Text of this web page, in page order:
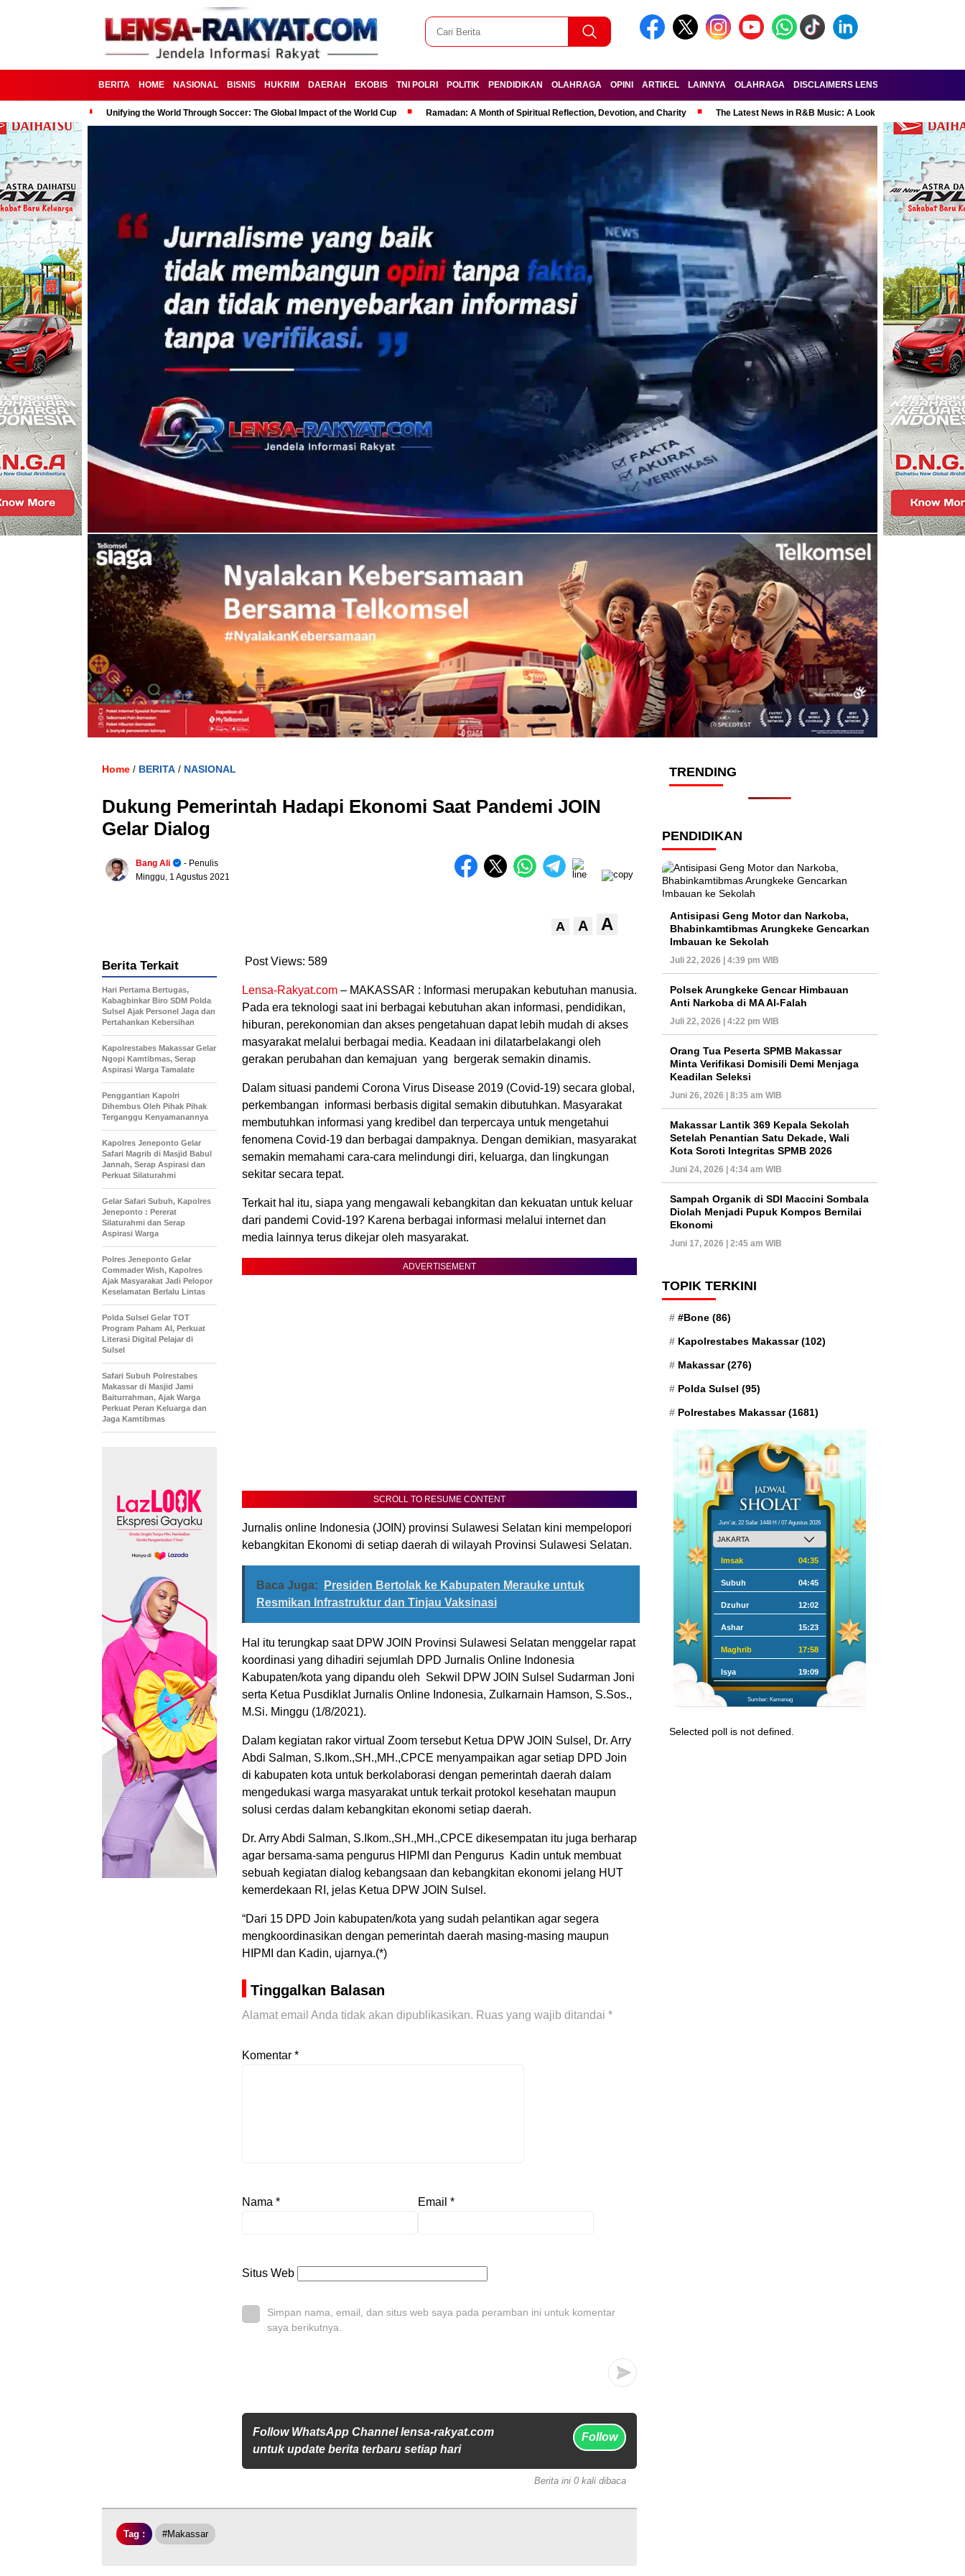
BERITA HOME NASIONAL BISNIS HUKRIM DAERAH EKOBIS TNI POLRI POLITIK PENDIDIKAN OLAHRAGA OPINI ARTIKEL LAINNYA OLAHRAGA DISCLAIMERS LENSA-RAKYAT.COM
Unifying the World Through Soccer: The Global Impact of the World Cup Ramadan: A Month of Spiritual Reflection, Devotion, and Charity The Latest News in R&B Music: A Look at Super Bowl
Home / BERITA / NASIONAL
Dukung Pemerintah Hadapi Ekonomi Saat Pandemi JOIN
Gelar Dialog
Bang Ali
- Penulis
Minggu, 1 Agustus 2021
A A A
Post Views: 589
Lensa-Rakyat.com – MAKASSAR : Informasi merupakan kebutuhan manusia.
Pada era teknologi saat ini berbagai kebutuhan akan informasi, pendidikan,
hiburan, perekonomian dan akses pengetahuan dapat lebih mudah di akses
masyarakat melalui berbagai media. Keadaan ini dilatarbelakangi oleh
gerakan perubahan dan kemajuan yang bergerak semakin dinamis.
Dalam situasi pandemi Corona Virus Disease 2019 (Covid-19) secara global,
perkembangan informasi berbasis digital semakin dibutuhkan. Masyarakat
membutuhkan informasi yang kredibel dan terpercaya untuk mengetahui
fenomena Covid-19 dan berbagai dampaknya. Dengan demikian, masyarakat
semakin memahami cara-cara melindungi diri, keluarga, dan lingkungan
sekitar secara tepat.
Terkait hal itu, siapa yang mengawali kebangkitan dan kekuatan untuk keluar
dari pandemi Covid-19? Karena berbagai informasi melalui internet dan
media lainnya terus dikejar oleh masyarakat.
ADVERTISEMENT
SCROLL TO RESUME CONTENT
Jurnalis online Indonesia (JOIN) provinsi Sulawesi Selatan kini mempelopori
kebangkitan Ekonomi di setiap daerah di wilayah Provinsi Sulawesi Selatan.
Baca Juga:
Presiden Bertolak ke Kabupaten Merauke untuk
Resmikan Infrastruktur dan Tinjau Vaksinasi
Hal itu terungkap saat DPW JOIN Provinsi Sulawesi Selatan menggelar rapat
koordinasi yang dihadiri sejumlah DPD Jurnalis Online Indonesia
Kabupaten/kota yang dipandu oleh Sekwil DPW JOIN Sulsel Sudarman Joni
serta Ketua Pusdiklat Jurnalis Online Indonesia, Zulkarnain Hamson, S.Sos.,
M.Si. Minggu (1/8/2021).
Dalam kegiatan rakor virtual Zoom tersebut Ketua DPW JOIN Sulsel, Dr. Arry
Abdi Salman, S.Ikom.,SH.,MH.,CPCE menyampaikan agar setiap DPD Join
di kabupaten kota untuk berkolaborasi dengan pemerintah daerah dalam
mengedukasi warga masyarakat untuk terkait protokol kesehatan maupun
solusi cerdas dalam kebangkitan ekonomi setiap daerah.
Dr. Arry Abdi Salman, S.Ikom.,SH.,MH.,CPCE dikesempatan itu juga berharap
agar bersama-sama pengurus HIPMI dan Pengurus Kadin untuk membuat
sebuah kegiatan dialog kebangsaan dan kebangkitan ekonomi jelang HUT
kemerdekaan RI, jelas Ketua DPW JOIN Sulsel.
“Dari 15 DPD Join kabupaten/kota yang sudah pelantikan agar segera
mengkoordinasikan dengan pemerintah daerah masing-masing maupun
HIPMI dan Kadin, ujarnya.(*)
Tinggalkan Balasan
Alamat email Anda tidak akan dipublikasikan. Ruas yang wajib ditandai *
Komentar *
Nama * Email *
Situs Web
Simpan nama, email, dan situs web saya pada peramban ini untuk komentar
saya berikutnya.
Follow WhatsApp Channel lensa-rakyat.com
untuk update berita terbaru setiap hari
Follow
Berita Terkait
Hari Pertama Bertugas,
Kabagbinkar Biro SDM Polda
Sulsel Ajak Personel Jaga dan
Pertahankan Kebersihan
Kapolrestabes Makassar Gelar
Ngopi Kamtibmas, Serap
Aspirasi Warga Tamalate
Penggantian Kapolri
Dihembus Oleh Pihak Pihak
Terganggu Kenyamanannya
Kapolres Jeneponto Gelar
Safari Magrib di Masjid Babul
Jannah, Serap Aspirasi dan
Perkuat Silaturahmi
Gelar Safari Subuh, Kapolres
Jeneponto : Pererat
Silaturahmi dan Serap
Aspirasi Warga
Polres Jeneponto Gelar
Commader Wish, Kapolres
Ajak Masyarakat Jadi Pelopor
Keselamatan Berlalu Lintas
Polda Sulsel Gelar TOT
Program Paham AI, Perkuat
Literasi Digital Pelajar di
Sulsel
Safari Subuh Polrestabes
Makassar di Masjid Jami
Baiturrahman, Ajak Warga
Perkuat Peran Keluarga dan
Jaga Kamtibmas
Berita ini 0 kali dibaca
Tag : #Makassar
TRENDING
PENDIDIKAN
Antisipasi Geng Motor dan Narkoba,
Bhabinkamtibmas Arungkeke Gencarkan
Imbauan ke Sekolah
Juli 22, 2026 | 4:39 pm WIB
Polsek Arungkeke Gencar Himbauan
Anti Narkoba di MA Al-Falah
Juli 22, 2026 | 4:22 pm WIB
Orang Tua Peserta SPMB Makassar
Minta Verifikasi Domisili Demi Menjaga
Keadilan Seleksi
Juni 26, 2026 | 8:35 am WIB
Makassar Lantik 369 Kepala Sekolah
Setelah Penantian Satu Dekade, Wali
Kota Soroti Integritas SPMB 2026
Juni 24, 2026 | 4:34 am WIB
Sampah Organik di SDI Maccini Sombala
Diolah Menjadi Pupuk Kompos Bernilai
Ekonomi
Juni 17, 2026 | 2:45 am WIB
TOPIK TERKINI
#Bone (86)
Kapolrestabes Makassar(102)
Makassar(276)
Polda Sulsel (95)
Polrestabes Makassar(1681)
Jum'at, 22 Safar 1448 H / 07 Agustus 2026
Imsak 04:35
Subuh 04:45
Dzuhur 12:02
Ashar 15:23
Maghrib 17:58
Isya 19:09
Sumber: Kemenag
Selected poll is not defined.